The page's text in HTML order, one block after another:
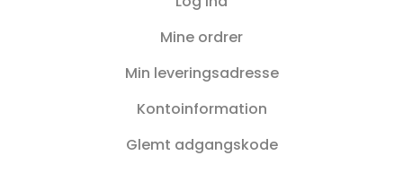
Mine ordrer
Min leveringsadresse
Kontoinformation
Glemt adgangskode